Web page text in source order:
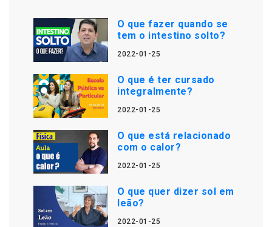
O que fazer quando se
tem o intestino solto?
2022-01-25
O que é ter cursado
integralmente?
2022-01-25
O que está relacionado
com o calor?
2022-01-25
O que quer dizer sol em
leão?
2022-01-25